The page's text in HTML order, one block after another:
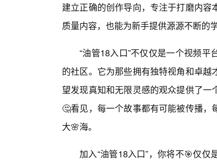
建立正确的创作导向，专注于打磨内
质量内容，也能为新手提供源源不断的
“油管18入口”不仅仅是一个视频
的社区。它为那些拥有独特视角和卓
望发现真知和无限灵感的观众提供了
🤔看见，每一个故事都有可能被传播
大🌸海。
加入“油管18入口”，你将不🎯仅